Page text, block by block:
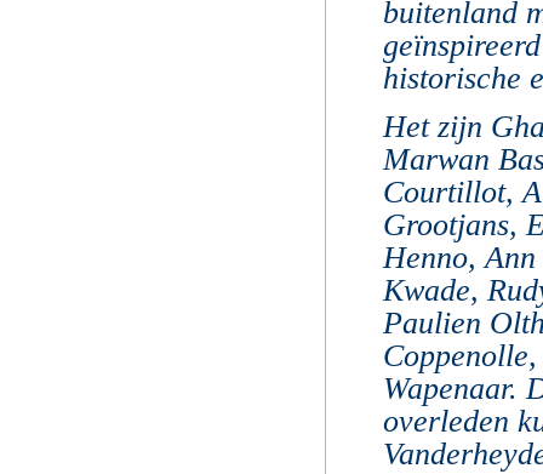
buitenland
historische
Het zijn
Marwan
Courtillot,
Grootjans,
Henno,
Kwade,
Paulien
Wapenaar.
overleden